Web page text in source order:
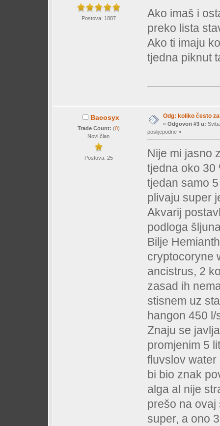
Postova: 1887
Ako imaš i
preko lista
Ako ti imaju
tjedna piknut
Bacosyx
Trade Count: (0)
Novi član
Postova: 25
Odg: koliko često
« Odgovori #3 u:
poslijepodne »
Nije mi jasno
tjedna oko 30
tjedan samo
plivaju super
Akvarij
podloga
Bilje
cryptocoryne
ancistrus, 2
zasad ih
stisnem uz
hangon 450 l/
Znaju se
promjenim 5
fluvslov
bi bio znak
alga al nije
prešo na ovaj
super, a ono